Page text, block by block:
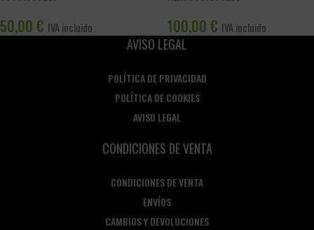
50,00 € IVA incluido 100,00 € IVA incluido
AVISO LEGAL
POLÍTICA DE PRIVACIDAD
POLÍTICA DE COOKIES
AVISO LEGAL
CONDICIONES DE VENTA
CONDICIONES DE VENTA
ENVÍOS
CAMBIOS Y DEVOLUCIONES